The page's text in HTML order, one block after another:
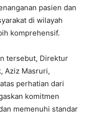
pasien dan
di wilayah
komprehensif.
tersebut, Direktur
Aziz Masruri,
perhatian dari
komitmen
memenuhi standar